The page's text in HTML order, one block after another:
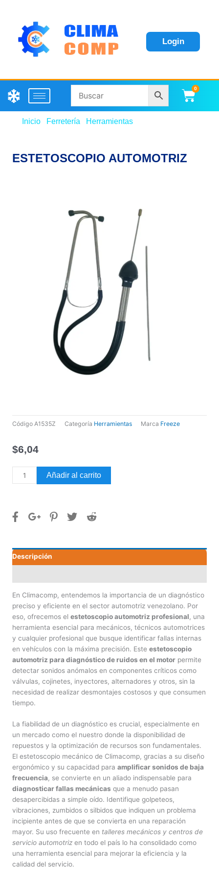
Login
0
Inicio Ferretería Herramientas
ESTETOSCOPIO AUTOMOTRIZ
Código A1535Z Categoría Herramientas Marca Freeze
$6,04
ESTETOSCOPIO
AUTOMOTRIZ
Añadir al carrito
Descripción
En Climacomp, entendemos la importancia de un diagnóstico
preciso y eficiente en el sector automotriz venezolano. Por
eso, ofrecemos el estetoscopio automotriz profesional, una
herramienta esencial para mecánicos, técnicos automotrices
y cualquier profesional que busque identificar fallas internas
en vehículos con la máxima precisión. Este estetoscopio
automotriz para diagnóstico de ruidos en el motor permite
detectar sonidos anómalos en componentes críticos como
válvulas, cojinetes, inyectores, alternadores y otros, sin la
necesidad de realizar desmontajes costosos y que consumen
tiempo.
La fiabilidad de un diagnóstico es crucial, especialmente en
un mercado como el nuestro donde la disponibilidad de
repuestos y la optimización de recursos son fundamentales.
El estetoscopio mecánico de Climacomp, gracias a su diseño
ergonómico y su capacidad para amplificar sonidos de baja
frecuencia, se convierte en un aliado indispensable para
diagnosticar fallas mecánicas que a menudo pasan
desapercibidas a simple oído. Identifique golpeteos,
vibraciones, zumbidos o silbidos que indiquen un problema
incipiente antes de que se convierta en una reparación
mayor. Su uso frecuente en talleres mecánicos y centros de
servicio automotriz en todo el país lo ha consolidado como
una herramienta esencial para mejorar la eficiencia y la
calidad del servicio.